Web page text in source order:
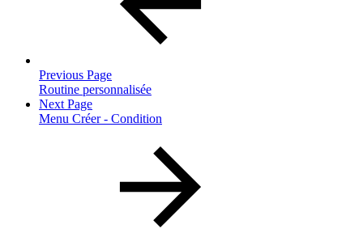
Previous Page
Routine personnalisée
Next Page
Menu Créer - Condition